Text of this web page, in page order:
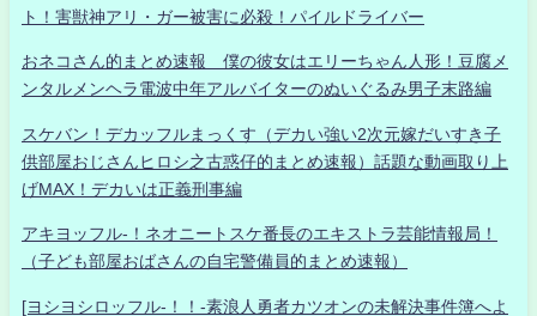
ト！害獣神アリ・ガー被害に必殺！パイルドライバー
おネコさん的まとめ速報 僕の彼女はエリーちゃん人形！豆腐メ
ンタルメンヘラ電波中年アルバイターのぬいぐるみ男子末路編
スケバン！デカッフルまっくす（デカい強い2次元嫁だいすき子
供部屋おじさんヒロシ之古惑仔的まとめ速報）話題な動画取り上
げMAX！デカいは正義刑事編
アキヨッフル-！ネオニートスケ番長のエキストラ芸能情報局！
（子ども部屋おばさんの自宅警備員的まとめ速報）
[ヨシヨシロッフル-！！-素浪人勇者カツオンの未解決事件簿へよ